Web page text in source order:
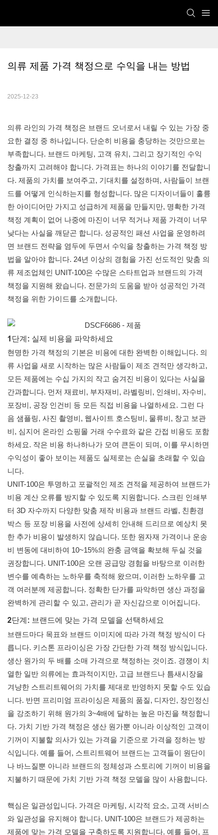
의류 제품 가격 책정으로 수익을 내는 방법
2025-12-23
의류 라인의 가격 책정은 브랜드 오너로서 내릴 수 있는 가장 중
요한 결정 중 하나입니다. 단순히 비용을 충당하는 것만으로는
부족합니다. 브랜드 마케팅, 고객 유치, 그리고 장기적인 수익
창출까지 고려해야 합니다. 가격표는 하나의 이야기를 전달합니
다. 제품의 가치를 보여주고, 기대치를 설정하며, 사람들이 브랜
드를 어떻게 인식하는지를 형성합니다. 많은 디자이너들이 훌륭
한 아이디어만 가지고 성급하게 제품을 만들지만, 명확한 가격
책정 계획이 없어 나중에 마진이 너무 적거나 제품 가격이 너무
낮다는 사실을 깨닫곤 합니다. 성공적인 패션 사업을 운영하려
면 브랜드 전략을 염두에 두면서 수익을 창출하는 가격 책정 방
법을 알아야 합니다. 24년 이상의 경험을 가진 선도적인 맞춤 의
류 제조업체인 UNIT-100은 수많은 스타트업과 브랜드의 가격
책정을 지원해 왔습니다. 전문가의 도움을 받아 성공적인 가격
책정을 위한 가이드를 소개합니다.
1단계: 실제 비용을 파악하세요
현명한 가격 책정의 기본은 비용에 대한 완벽한 이해입니다. 의
류 사업을 새로 시작하는 많은 사람들이 제조 견적만 생각하고,
모든 제품에는 수십 가지의 작고 숨겨진 비용이 있다는 사실을
간과합니다. 먼저 재료비, 부자재비, 라벨링비, 인쇄비, 자수비,
포장비, 공장 인건비 등 모든 직접 비용을 나열하세요. 그런 다
음 샘플링, 사진 촬영비, 웹사이트 호스팅비, 물류비, 창고 보관
비, 심지어 온라인 쇼핑몰 거래 수수료와 같은 간접 비용도 포함
하세요. 작은 비용 하나하나가 모여 큰돈이 되며, 이를 무시하면
수익성이 좋아 보이는 제품도 실제로는 손실을 초래할 수 있습
니다.
UNIT-100은 투명하고 포괄적인 제조 견적을 제공하여 브랜드가
비용 계산 오류를 방지할 수 있도록 지원합니다. 스크린 인쇄부
터 3D 자수까지 다양한 맞춤 제작 비용과 브랜드 라벨, 친환경
박스 등 포장 비용을 사전에 상세히 안내해 드리므로 예상치 못
한 추가 비용이 발생하지 않습니다. 또한 원자재 가격이나 운송
비 변동에 대비하여 10~15%의 완충 금액을 확보해 두실 것을
권장합니다. UNIT-100은 오랜 공급망 경험을 바탕으로 이러한
변수를 예측하는 노하우를 축적해 왔으며, 이러한 노하우를 고
객 여러분께 제공합니다. 정확한 단가를 파악하면 생산 과정을
완벽하게 관리할 수 있고, 관리가 곧 자신감으로 이어집니다.
2단계: 브랜드에 맞는 가격 모델을 선택하세요
브랜드마다 목표와 브랜드 이미지에 따라 가격 책정 방식이 다
릅니다. 키스톤 프라이싱은 가장 간단한 가격 책정 방식입니다.
생산 원가의 두 배를 소매 가격으로 책정하는 것이죠. 경쟁이 치
열한 일반 의류에는 효과적이지만, 고급 브랜드나 틈새시장을
겨냥한 스트리트웨어의 가치를 제대로 반영하지 못할 수도 있습
니다. 반면 프리미엄 프라이싱은 제품의 품질, 디자인, 장인정신
을 강조하기 위해 원가의 3~4배에 달하는 높은 마진을 책정합니
다. 가치 기반 가격 책정은 생산 원가뿐 아니라 이상적인 고객이
기꺼이 지불할 의사가 있는 가격을 기준으로 가격을 정하는 방
식입니다. 예를 들어, 스트리트웨어 브랜드는 고객들이 원단이
나 바느질뿐 아니라 브랜드의 정체성과 스토리에 기꺼이 비용을
지불하기 때문에 가치 기반 가격 책정 모델을 많이 사용합니다.
핵심은 일관성입니다. 가격은 마케팅, 시각적 요소, 고객 서비스
와 일관성을 유지해야 합니다. UNIT-100은 브랜드가 제공하는
제품에 맞는 가격 모델을 구축하도록 지원합니다. 예를 들어, 프